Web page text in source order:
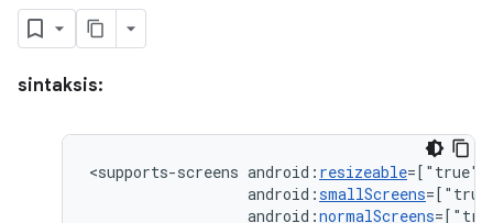
sintaksis:
<supports-screens android: resizeable=["true"|
android:smallScreens
android:normalScreens